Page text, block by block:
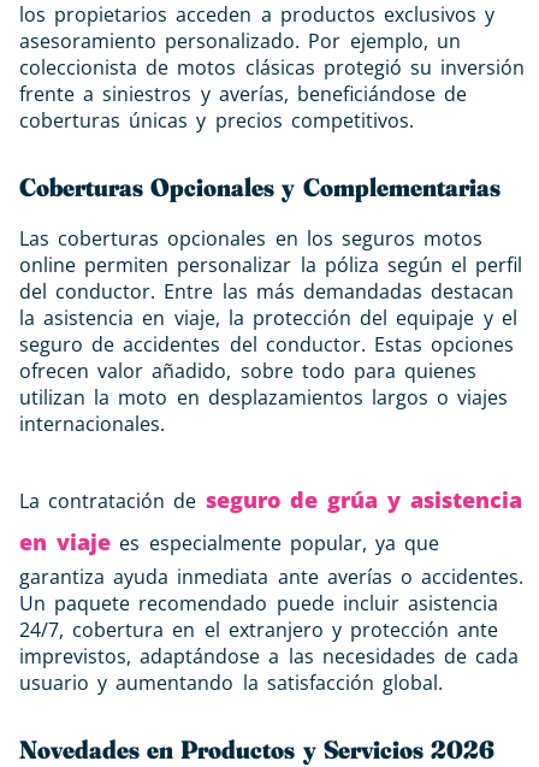
los propietarios acceden a productos exclusivos y
asesoramiento personalizado. Por ejemplo, un
coleccionista de motos clásicas protegió su inversión
frente a siniestros y averías, beneficiándose de
coberturas únicas y precios competitivos.
Coberturas Opcionales y Complementarias
Las coberturas opcionales en los seguros motos
online permiten personalizar la póliza según el perfil
del conductor. Entre las más demandadas destacan
la asistencia en viaje, la protección del equipaje y el
seguro de accidentes del conductor. Estas opciones
ofrecen valor añadido, sobre todo para quienes
utilizan la moto en desplazamientos largos o viajes
internacionales.
La contratación de seguro de grúa y asistencia
en viaje es especialmente popular, ya que
garantiza ayuda inmediata ante averías o accidentes.
Un paquete recomendado puede incluir asistencia
24/7, cobertura en el extranjero y protección ante
imprevistos, adaptándose a las necesidades de cada
usuario y aumentando la satisfacción global.
Novedades en Productos y Servicios 2026